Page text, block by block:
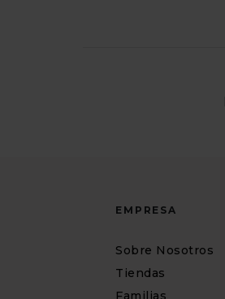
EMPRESA
Sobre Nosotros
Tiendas
Familias